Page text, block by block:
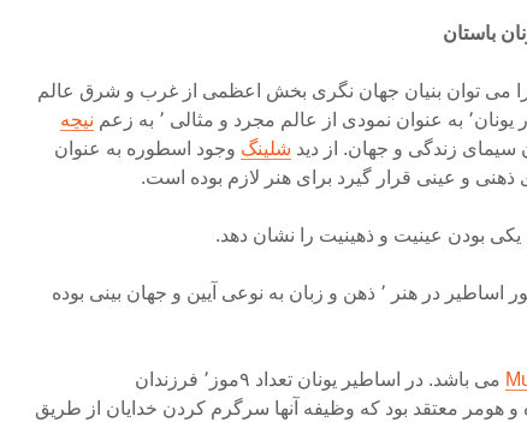
باستان
را می توان بنیان جهان نگری بخش اعظمی از غرب و شرق عالم
٬ به زعم
نیچه
سیمای زندگی و جهان. از دید شلینگ وجود اسطوره به عنوان
ذهنی و عینی قرار گیرد برای هنر لازم بوده است.
بودن عینیت و ذهینیت را نشان دهد.
در واقع می توان انگاشت که حضور اساطیر در هنر ٬ ذهن و زبان به نوعی آیین و جهان بینی بوده
می باشد. در اساطیر یونان تعداد ۹موز٬ فرزندان
و هومر معتقد بود که وظیفه آنها سرگرم کردن خدایان از طریق